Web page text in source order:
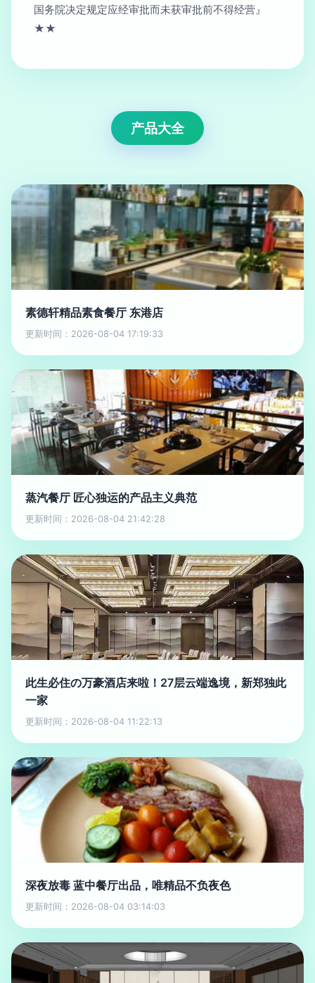
国务院决定规定应经审批而未获审批前不得经营』
★★
产品大全
素德轩精品素食餐厅 东港店
更新时间：2026-08-04 17:19:33
蒸汽餐厅 匠心独运的产品主义典范
更新时间：2026-08-04 21:42:28
此生必住の万豪酒店来啦！27层云端逸境，新郑独此
一家
更新时间：2026-08-04 11:22:13
深夜放毒 蓝中餐厅出品，唯精品不负夜色
更新时间：2026-08-04 03:14:03